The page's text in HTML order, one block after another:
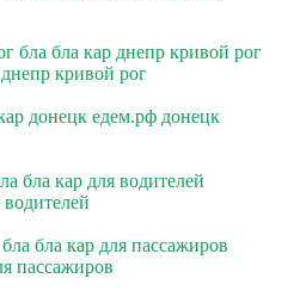
бла бла кар днепр кривой рог
кривой рог
донецк едем.рф донецк
бла кар для водителей
бла кар для пассажиров
пассажиров